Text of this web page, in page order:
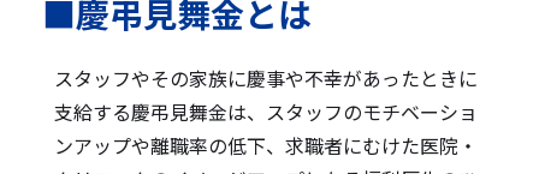
■慶弔見舞金とは
スタッフやその家族に慶事や不幸があったときに
支給する慶弔見舞金は、スタッフのモチベーショ
ンアップや離職率の低下、求職者にむけた医院・